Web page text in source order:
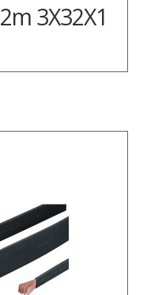
3X32X1